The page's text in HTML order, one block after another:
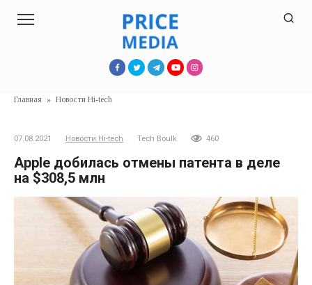
Главная » Новости Hi-tech
07.08.2021 Новости Hi-tech Tech Boulk 460
Apple добилась отмены патента в деле
на $308,5 млн